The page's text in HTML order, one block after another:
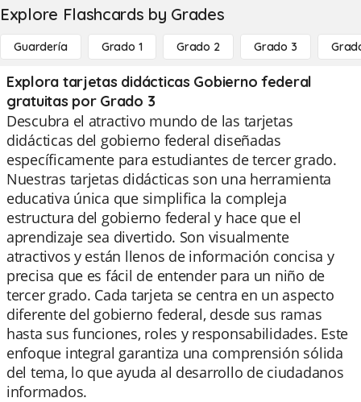
Explore Flashcards by Grades
Guardería Grado 1 Grado 2 Grado 3
Explora tarjetas didácticas Gobierno federal
gratuitas por Grado 3
Descubra el atractivo mundo de las tarjetas
didácticas del gobierno federal diseñadas
específicamente para estudiantes de tercer grado.
Nuestras tarjetas didácticas son una herramienta
educativa única que simplifica la compleja
estructura del gobierno federal y hace que el
aprendizaje sea divertido. Son visualmente
atractivos y están llenos de información concisa y
precisa que es fácil de entender para un niño de
tercer grado. Cada tarjeta se centra en un aspecto
diferente del gobierno federal, desde sus ramas
hasta sus funciones, roles y responsabilidades. Este
enfoque integral garantiza una comprensión sólida
del tema, lo que ayuda al desarrollo de ciudadanos
informados.